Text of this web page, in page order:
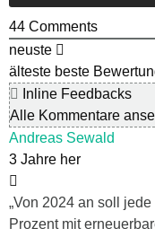
44 Comments
neuste
älteste beste
Inline Feedbacks
Alle Kommentare
Andreas Sewald
3 Jahre her
„Von 2024 an soll
Prozent mit